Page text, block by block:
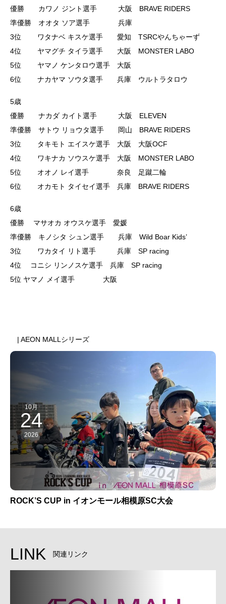
優勝 カワノ ジント選手 大阪 BRAVE RIDERS
準優勝 オオタ ソア選手 兵庫
3位 ワタナベ キスケ選手 愛知 TSRCやんちゃーず
4位 ヤマグチ タイラ選手 大阪 MONSTER LABO
5位 ヤマノ ケンタロウ選手 大阪
6位 ナカヤマ ソウタ選手 兵庫 ウルトラタロウ
5歳
優勝 ナカダ カイト選手 大阪 ELEVEN
準優勝 サトウ リョウタ選手 岡山 BRAVE RIDERS
3位 タキモト エイスケ選手 大阪 大阪OCF
4位 ワキナカ ソウスケ選手 大阪 MONSTER LABO
5位 オオノ レイ選手 奈良 足蹴二輪
6位 オカモト タイセイ選手 兵庫 BRAVE RIDERS
6歳
優勝 マサオカ オウスケ選手 愛媛
準優勝 キノシタ シュン選手 兵庫 Wild Boar Kids’
3位 ワカタイ リト選手 兵庫 SP racing
4位 コニシ リンノスケ選手 兵庫 SP racing
5位 ヤマノ メイ選手 大阪
| AEON MALLシリーズ
10月
24
2026
ROCK’S CUP in イオンモール相模原SC大会
LINK 関連リンク